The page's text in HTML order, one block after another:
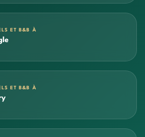
ET B&B À
ET B&B À